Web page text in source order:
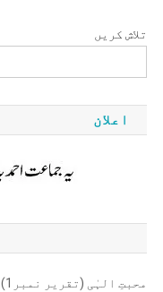
تلاش کریں
اعلان
محبتِ الہٰی (تقریر نمبر1)